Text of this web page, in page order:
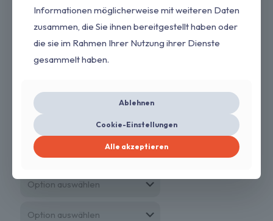
gewählt
werden
Informationen möglicherweise mit weiteren Daten
zusammen, die Sie ihnen bereitgestellt haben oder
die sie im Rahmen Ihrer Nutzung ihrer Dienste
gesammelt haben.
Ablehnen
Cookie-Einstellungen
Alle akzeptieren